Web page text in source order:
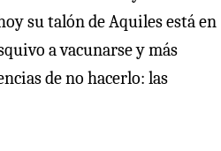
su talón de Aquiles está en
a vacunarse y más
de no hacerlo: las